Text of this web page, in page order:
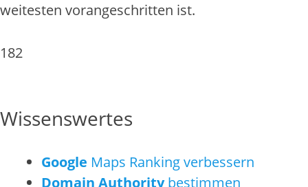
weitesten vorangeschritten ist.
182
Wissenswertes
Google Maps Ranking verbessern
Domain Authoritybestimmen